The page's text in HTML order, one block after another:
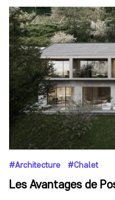
#Architecture #Chalet
Les Avantages de